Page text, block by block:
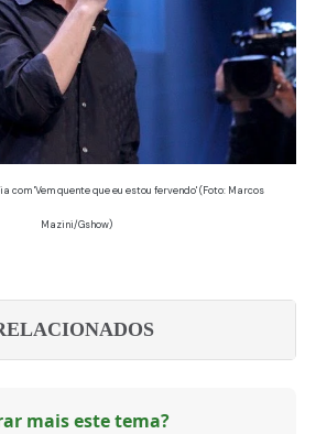
com 'Vem quente que eu estou fervendo' (Foto: Marcos
Mazini/Gshow)
mais este tema?